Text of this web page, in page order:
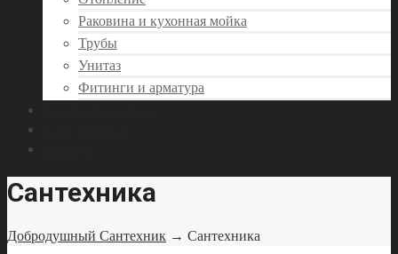
Раковина и кухонная мойка
Трубы
Унитаз
Фитинги и арматура
Сантехника
Добродушный Сантехник → Сантехника